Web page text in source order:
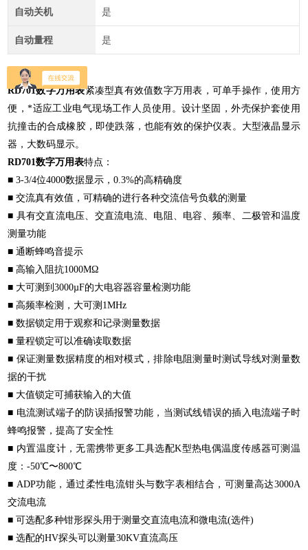
自动关机 是
自动量程 是
RD701数字万用表紧凑型真有效值数字万用表，可单手操作，使用方
便，*适应工业电气现场工作人员使用。设计坚固，外壳保护套使用
抗撞击的合成橡胶，即使跌落，也能有效的保护仪表。大型液晶显示
器，大数码显示。
RD701数字万用表特点：
■ 3-3/4位4000数据显示，0.3%的高精确度
■ 交流真有效值，可精确的进行各种交流信号负载的测量
■ 具有交直流电压、交直流电流、电阻、电容、频率、二极管和温度
测量功能
■ 通断蜂鸣音提示
■ 高输入阻抗1000MΩ
■ 大可测到3000µF的大电容器容量检测功能
■ 高频率检测，大可测1MHz
■ 数据锁定用于观察和记录测量数据
■ 量程锁定可以准确读取数据
■ 保证测量数据精度的相对模式，排除电阻测量时测试导线对测量数
据的干扰
■ 大值锁定可捕获输入的大值
■ 电流测试端子的防误插报警功能，当测试线错误的插入电流端子时
蜂鸣报警，提高了安全性
■ 内置温度计，无需携带更多工具选配K型热电偶温度传感器可测温
度：-50℃〜800℃
■ ADP功能，通过柔性电流钳头与数字表相结合，可测量高达3000A
交流电流
■ 可选配多种钳形探头用于测量交直流电流和微电流(选件)
■ 选配的HV探头可以测量30KV直流高压